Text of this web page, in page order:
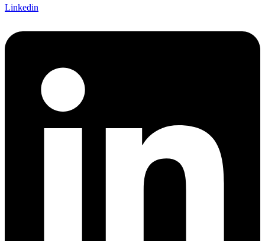
Linkedin